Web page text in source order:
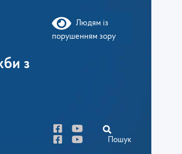
Людям із
порушенням зору
з
Пошук